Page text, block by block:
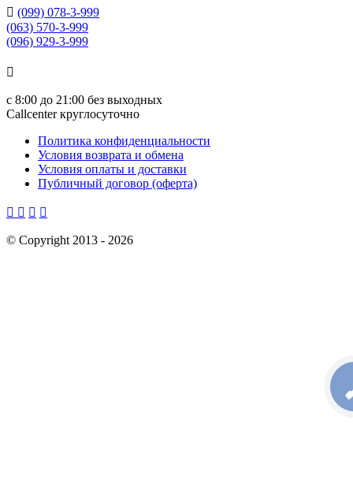
 (099) 078-3-999
(063) 570-3-999
(096) 929-3-999

с 8:00 до 21:00 без выходных
Callcenter круглосуточно
Политика конфиденциальности
Условия возврата и обмена
Условия оплаты и доставки
Публичный договор (оферта)
   
© Copyright 2013 - 2026